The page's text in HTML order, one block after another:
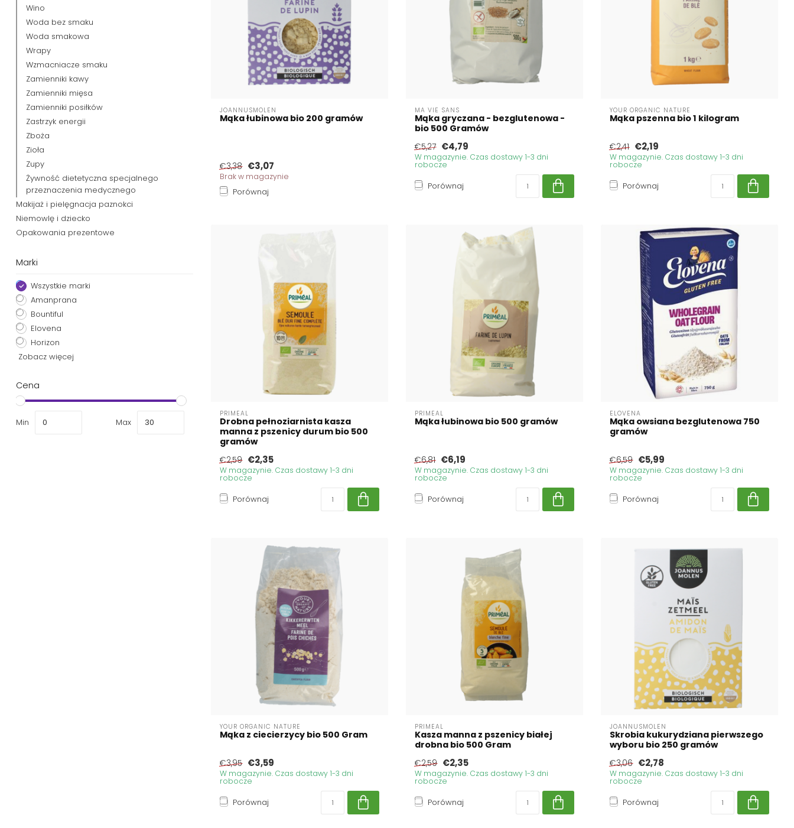
Wino
Woda bez smaku
Woda smakowa
Wrapy
Wzmacniacze smaku
Zamienniki kawy
Zamienniki mięsa
Zamienniki posiłków
Zastrzyk energii
Zboża
Zioła
Zupy
Żywność dietetyczna specjalnego
przeznaczenia medycznego
Makijaż i pielęgnacja paznokci
Niemowlę i dziecko
Opakowania prezentowe
Marki
Wszystkie marki
Amanprana
Bountiful
Elovena
Horizon
Zobacz więcej
Cena
Min Max
JOANNUSMOLEN
Mąka łubinowa bio 200 gramów
€3,38 €3,07
Brak w magazynie
Porównaj
MA VIE SANS
Mąka gryczana - bezglutenowa -
bio 500 Gramów
€5,27 €4,79
W magazynie. Czas dostawy 1-3 dni
robocze
Porównaj
YOUR ORGANIC NATURE
Mąka pszenna bio 1 kilogram
€2,41 €2,19
W magazynie. Czas dostawy 1-3 dni
robocze
Porównaj
PRIMEAL
Drobna pełnoziarnista kasza
manna z pszenicy durum bio 500
gramów
€2,59 €2,35
W magazynie. Czas dostawy 1-3 dni
robocze
Porównaj
PRIMEAL
Mąka łubinowa bio 500 gramów
€6,81 €6,19
W magazynie. Czas dostawy 1-3 dni
robocze
Porównaj
ELOVENA
Mąka owsiana bezglutenowa 750
gramów
€6,59 €5,99
W magazynie. Czas dostawy 1-3 dni
robocze
Porównaj
YOUR ORGANIC NATURE
Mąka z ciecierzycy bio 500 Gram
€3,95 €3,59
W magazynie. Czas dostawy 1-3 dni
robocze
Porównaj
PRIMEAL
Kasza manna z pszenicy białej
drobna bio 500 Gram
€2,59 €2,35
W magazynie. Czas dostawy 1-3 dni
robocze
Porównaj
JOANNUSMOLEN
Skrobia kukurydziana pierwszego
wyboru bio 250 gramów
€3,06 €2,78
W magazynie. Czas dostawy 1-3 dni
robocze
Porównaj